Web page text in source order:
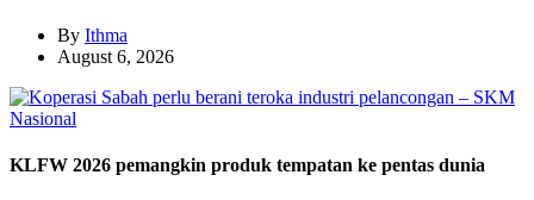
By Ithma
August 6, 2026
Nasional
KLFW 2026 pemangkin produk tempatan ke pentas dunia